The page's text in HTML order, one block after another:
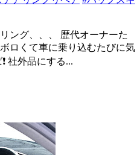
ング、、、 歴代オーナーた
ロくて車に乗り込むたびに気
社外品にする...